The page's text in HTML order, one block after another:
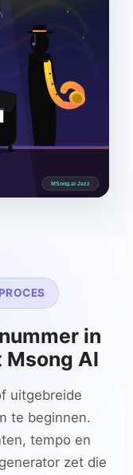
MSong.ai Jazz
in
Msong AI
uitgebreide
te beginnen.
tempo en
zet die